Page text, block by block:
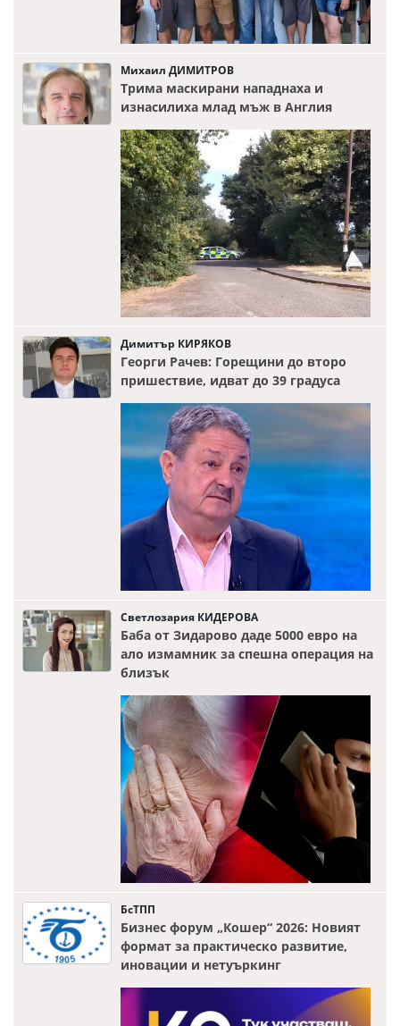
Михаил ДИМИТРОВ
Трима маскирани нападнаха и
изнасилиха млад мъж в Англия
Димитър КИРЯКОВ
Георги Рачев: Горещини до второ
пришествие, идват до 39 градуса
Светлозария КИДЕРОВА
Баба от Зидарово даде 5000 евро на
ало измамник за спешна операция на
близък
БсТПП
Бизнес форум „Кошер“ 2026: Новият
формат за практическо развитие,
иновации и нетуъркинг